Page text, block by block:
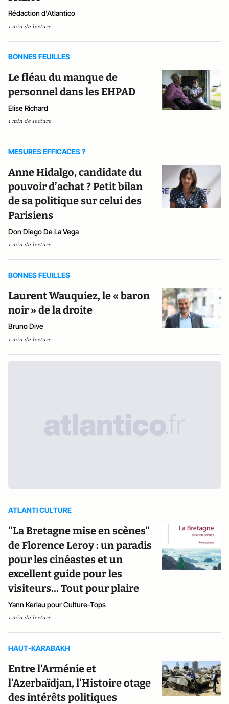
Rédaction d'Atlantico
1 min de lecture
BONNES FEUILLES
Le fléau du manque de
personnel dans les EHPAD
Elise Richard
1 min de lecture
MESURES EFFICACES ?
Anne Hidalgo, candidate du
pouvoir d’achat ? Petit bilan
de sa politique sur celui des
Parisiens
Don Diego De La Vega
1 min de lecture
BONNES FEUILLES
Laurent Wauquiez, le « baron
noir » de la droite
Bruno Dive
1 min de lecture
ATLANTI CULTURE
"La Bretagne mise en scènes"
de Florence Leroy : un paradis
pour les cinéastes et un
excellent guide pour les
visiteurs… Tout pour plaire
Yann Kerlau pour Culture-Tops
1 min de lecture
HAUT-KARABAKH
Entre l'Arménie et
l'Azerbaïdjan, l'Histoire otage
des intérêts politiques